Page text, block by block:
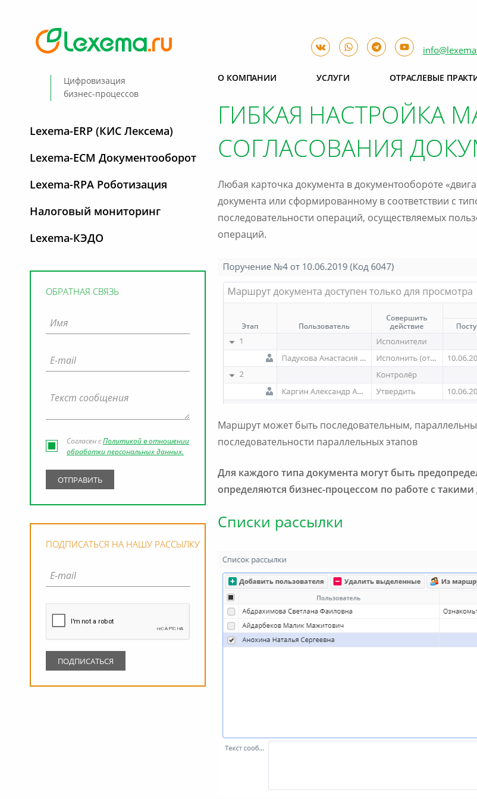
Lexema-ERP (КИС Лексема)
Lexema-ECM Документооборот
Lexema-RPA Роботизация
Налоговый мониторинг
Lexema-КЭДО
ОБРАТНАЯ СВЯЗЬ
Согласен сПолитикой в отношении
обработки персональных данных.
ПОДПИСАТЬСЯ НА НАШУ РАССЫЛКУ
ГИБКАЯ НАСТРОЙКА
СОГЛАСОВАНИЯ
Любая карточка документа в документообороте
документа или сформированному в соответствии с
последовательности операций, осуществляемых
операций.
Маршрут может быть последовательным,
последовательности параллельных этапов
Для каждого типа документа могут быть
определяются бизнес-процессом по работе с
Списки рассылки
Цифровизация
бизнес-процессов
О КОМПАНИИ УСЛУГИ ОТРАСЛЕВЫЕ